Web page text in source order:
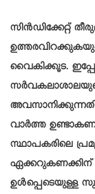
സിൻഡിക്കേറ്റ്
വൈകിക്കൂട.
വാർത്ത
സ്ഥാപകരിലെ
ഏക്കറുകണക്കിന്
ഉൾപ്പെടെയുള്ള